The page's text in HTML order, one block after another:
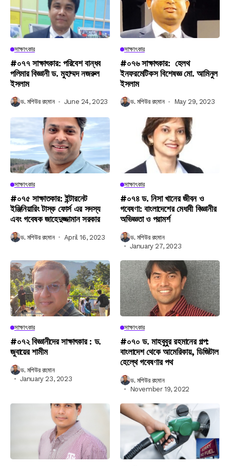
সাক্ষাৎকার
#০৭৭ সাক্ষাৎকার: পরিবেশ বান্ধব
পলিমার বিজ্ঞানী ড. মুহাম্মদ নজরুল
ইসলাম
ড. মশিউর রহমান June 24, 2023
সাক্ষাৎকার
#০৭৬ সাক্ষাৎকার: হেলথ
ইনফরমেটিকস বিশেষজ্ঞ মো. আমিনুল
ইসলাম
ড. মশিউর রহমান May 29, 2023
সাক্ষাৎকার
#০৭৫ সাক্ষাতকার: ইন্টারনেট
ইঞ্জিনিয়ারিং টাস্ক ফোর্স এর সদস্য
এবং গবেষক জাহেদুজ্জামান সরকার
ড. মশিউর রহমান April 16, 2023
সাক্ষাৎকার
#০৭৪ ড. নিসা খানের জীবন ও
গবেষণা: বাংলাদেশের মেধাবী বিজ্ঞানীর
অভিজ্ঞতা ও পরামর্শ
ড. মশিউর রহমান
January 27, 2023
সাক্ষাৎকার
#০৭২ বিজ্ঞানীদের সাক্ষাৎকার : ড.
জুবায়ের শামীম
ড. মশিউর রহমান
January 23, 2023
সাক্ষাৎকার
#০৭০ ড. মাহবুবুর রহমানের গল্প:
বাংলাদেশ থেকে আমেরিকায়, ডিজিটাল
হেল্থে গবেষণার পথ
ড. মশিউর রহমান
November 19, 2022